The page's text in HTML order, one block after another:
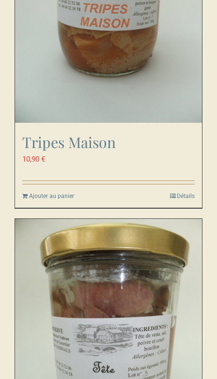
Tripes Maison
10,90 €
Ajouter au panier Détails